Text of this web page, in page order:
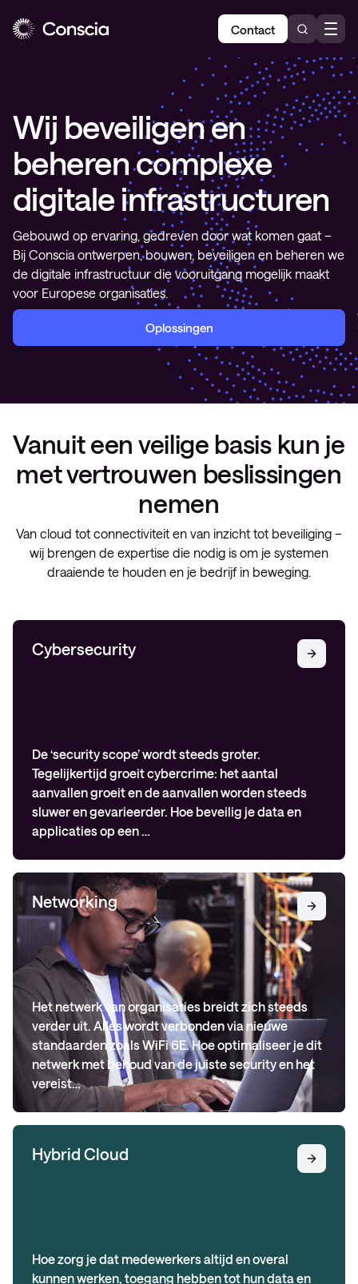
Contact
Wij beveiligen en
beheren complexe
digitale infrastructuren
Gebouwd op ervaring, gedreven door wat komen gaat –
Bij Conscia ontwerpen, bouwen, beveiligen en beheren we
de digitale infrastructuur die vooruitgang mogelijk maakt
voor Europese organisaties.
Oplossingen
Vanuit een veilige basis kun je
met vertrouwen beslissingen
nemen
Van cloud tot connectiviteit en van inzicht tot beveiliging –
wij brengen de expertise die nodig is om je systemen
draaiende te houden en je bedrijf in beweging.
Cybersecurity
De ‘security scope’ wordt steeds groter.
Tegelijkertijd groeit cybercrime: het aantal
aanvallen groeit en de aanvallen worden steeds
sluwer en gevarieerder. Hoe beveilig je data en
applicaties op een …
Networking
Het netwerk van organisaties breidt zich steeds
verder uit. Alles wordt verbonden via nieuwe
standaarden zoals WiFi 6E. Hoe optimaliseer je dit
netwerk met behoud van de juiste security en het
vereist…
Hybrid Cloud
Hoe zorg je dat medewerkers altijd en overal
kunnen werken, toegang hebben tot hun data en